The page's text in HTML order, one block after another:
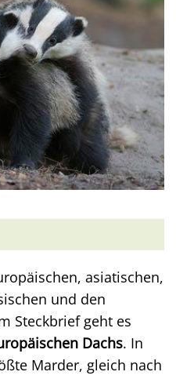
asiatischen,
und den
Steckbrief geht es
Dachs. In
Marder, gleich nach